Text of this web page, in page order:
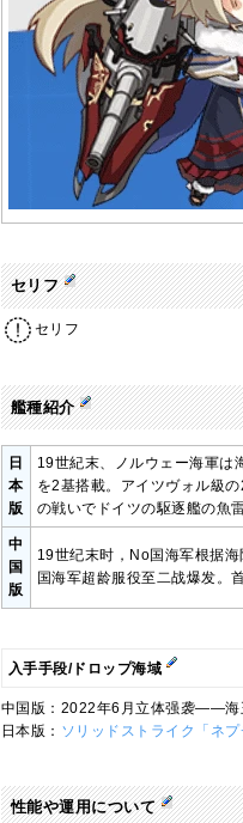
セリフ
セリフ
艦種紹介
日
本
版
19世紀末、ノルウェー海軍は
を2基搭載。アイツヴォル級
の戦いでドイツの駆逐艦の魚
中
国
版
19世纪末时，No国海军根据
国海军超龄服役至二战爆发。
入手手段/ドロップ海域
中国版：2022年6月立体强袭——海
日本版： ソリッドストライク「ネ
性能や運用について